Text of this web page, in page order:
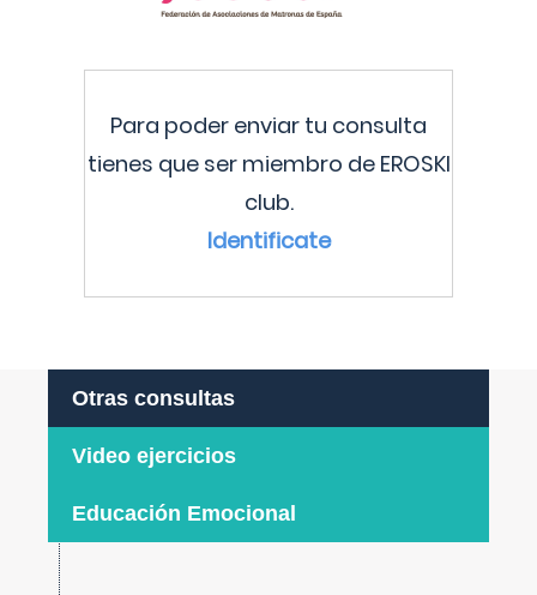
Para poder enviar tu consulta
tienes que ser miembro de EROSKI
club.
Identificate
Otras consultas
Video ejercicios
Educación Emocional